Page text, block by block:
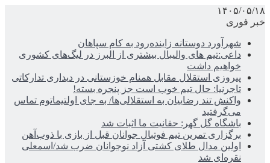
۱۴۰۵/۰۵/۱۸
خبر فوری
شهرآورد دوستانه زاینده‌رود به کام سپاهان
داعی:تیم های والیبال بیشتری از البرز در لیگ‌های کشوری
خواهیم داشت
پیروزی استقلال مقابل همنام خوزستانی در دیداری تدارکاتی
تاجرنیا: حال تیم خوب است جز پنجره بسته!
واکنش تند رضاییان به استقلالی‌ها/ به جای اولتیماتوم تماس
می‌گرفتید
باشگاه گل گهر: حقانیت ما اثبات شد
برگزاری تمرین تیم فوتبال جوانان قبل از بازی با ذوب‌آهن
اولین مدال طلای کشتی آزاد نوجوانان ضرب شد/اسمعلی
نقره‌ای شد